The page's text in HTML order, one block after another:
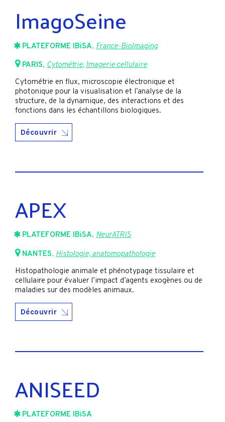
ImagoSeine
PLATEFORME IBiSA, France-BioImaging
PARIS, Cytométrie, Imagerie cellulaire
Cytométrie en flux, microscopie électronique et
photonique pour la visualisation et l’analyse de la
structure, de la dynamique, des interactions et des
fonctions dans les échantillons biologiques.
Découvrir
APEX
PLATEFORME IBiSA, NeurATRIS
NANTES, Histologie, anatomopathologie
Histopathologie animale et phénotypage tissulaire et
cellulaire pour évaluer l’impact d’agents exogènes ou de
maladies sur des modèles animaux.
Découvrir
ANISEED
PLATEFORME IBiSA